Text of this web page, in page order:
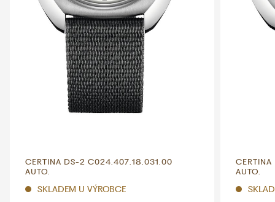
CERTINA DS-2 C024.407.18.031.00
AUTO.
SKLADEM U VÝROBCE
AUTO.